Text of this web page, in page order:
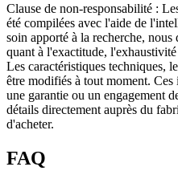
Clause de non-responsabilité :
été compilées avec l'aide de
soin apporté à la recherche,
quant à l'exactitude,
Les caractéristiques techniques,
être modifiés à tout moment.
une garantie ou un engagement
détails directement auprès du
d'acheter.
FAQ